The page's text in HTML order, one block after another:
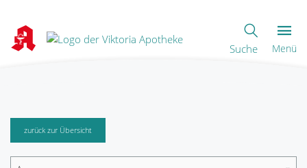
Suche Menü
zurück zur Übersicht